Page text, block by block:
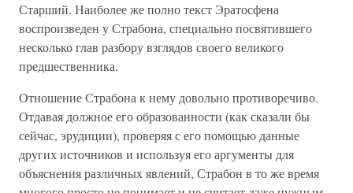
Старший. Наиболее же полно текст Эратосфена
воспроизведен у Страбона, специально посвятившего
несколько глав разбору взглядов своего великого
предшественника.
Отношение Страбона к нему довольно противоречиво.
Отдавая должное его образованности (как сказали бы
сейчас, эрудиции), проверяя с его помощью данные
других источников и используя его аргументы для
объяснения различных явлений, Страбон в то же время